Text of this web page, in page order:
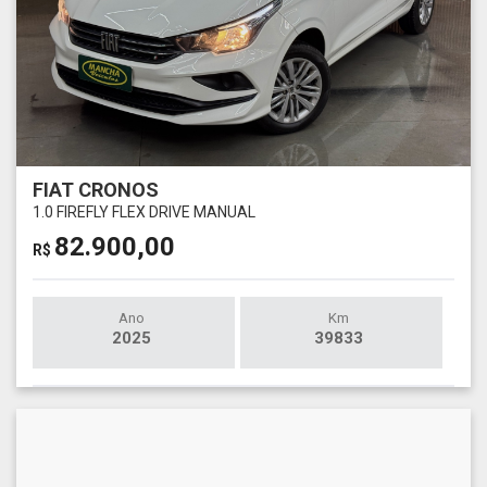
FIAT CRONOS
1.0 FIREFLY FLEX DRIVE MANUAL
R$ 82.900,00
Ano
2025
Km
39833